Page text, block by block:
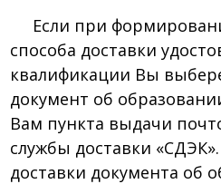
Если при
способа доставки
квалификации Вы
документ об
Вам пункта выдачи
службы доставки
доставки документа об